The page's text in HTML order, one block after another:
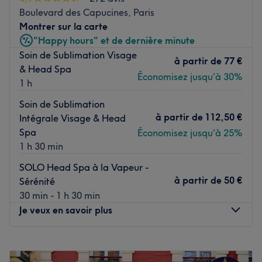
Formé aux techniques japonaises les plus exigeantes, il
maîtrise l’art du rituel de massage du cuir chevelu à la
japonaise, développé au sein du salon comme un
véritable Rituel Signature. Réalisé en position
entièrement allongée à 180°, ce protocole inspiré des
traditions japonaises allie précision gestuelle, stimulation
profonde et relâchement total des tensions. Cette posture
favorise un lâcher-prise absolu, optimise la circulation et
permet une oxygénation complète du cuir chevelu. Bien
plus qu’un simple massage, ce rituel prolonge
parenthèse sensorielle immersive et profondément
régénérante.
Reconnu pour son style précis et avant-gardiste, Woody
crée des coupes et des colorations entièrement sur
Boulevard des Capucines, Paris
Montrer sur la carte
"Happy hours" et de dernière minute
Soin de Sublimation Visage
& Head Spa
1 h
à partir de 77 €
Économisez jusqu'à 30%
Soin de Sublimation
Intégrale Visage & Head
Spa
1 h 30 min
à partir de 112,50 €
Économisez jusqu'à 25%
SOLO Head Spa à la Vapeur -
Sérénité
30 min - 1 h 30 min
à partir de 50 €
Je veux en savoir plus
Mardi
10:15–19:45